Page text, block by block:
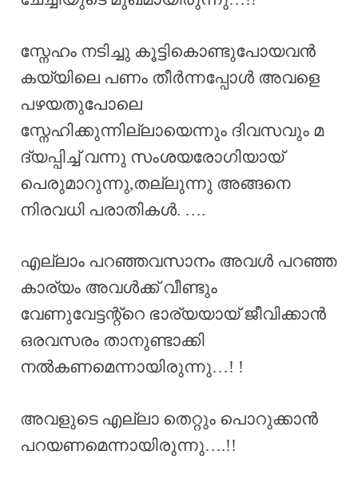
സ്നേഹം നടിച്ചു കൂട്ടികൊണ്ടുപോയവൻ
കയ്യിലെ പണം തീർന്നപ്പോൾ അവളെ
പഴയതുപോലെ
സ്നേഹിക്കുന്നില്ലായെന്നും ദിവസവും മ
ദ്യപ്പിച്ച് വന്നു സംശയരോഗിയായ്
പെരുമാറുന്നു,തല്ലുന്നു അങ്ങനെ
നിരവധി പരാതികൾ. ….
എല്ലാം പറഞ്ഞവസാനം അവൾ പറഞ്ഞ
കാര്യം അവൾക്ക് വീണ്ടും
വേണുവേട്ടന്റ്റെ ഭാര്യയായ് ജീവിക്കാൻ
ഒരവസരം താനുണ്ടാക്കി
നൽകണമെന്നായിരുന്നു…! !
അവളുടെ എല്ലാ തെറ്റും പൊറുക്കാൻ
പറയണമെന്നായിരുന്നു….!!